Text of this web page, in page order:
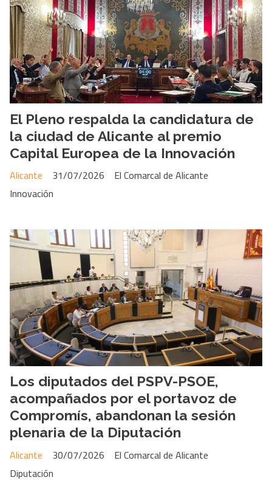
El Pleno respalda la candidatura de
la ciudad de Alicante al premio
Capital Europea de la Innovación
El Comarcal de Alicante
Alicante
31/07/2026
Innovación
Los diputados del PSPV-PSOE,
acompañados por el portavoz de
Compromís, abandonan la sesión
plenaria de la Diputación
El Comarcal de Alicante
Alicante
30/07/2026
Diputación